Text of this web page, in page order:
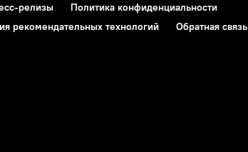
релизы
Политика конфиденциальности
рекомендательных технологий Обратная связь